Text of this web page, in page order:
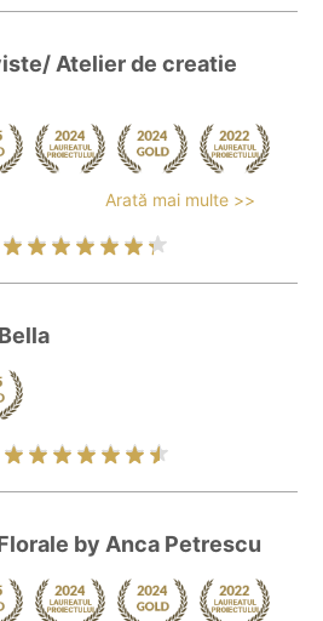
Atelier de creatie
Arată mai multe >>
by Anca Petrescu